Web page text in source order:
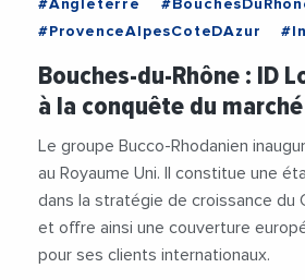
#Angleterre
#ProvenceAlpesCoteDAzur
Bouches-du-Rhône : ID
à la conquête du
Le groupe Bucco-Rhodanien
au Royaume Uni. Il constitue une
dans la stratégie de croissance du
et offre ainsi une couverture
pour ses clients internationaux.